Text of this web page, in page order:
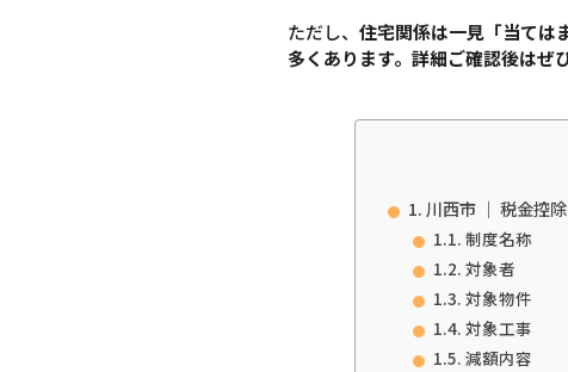
ただし、 住宅関係は一見「当ては
多くあります。 詳細ご確認後はぜ
川西市 ｜ 税金控
制度名称
対象者
対象物件
対象工事
減額内容